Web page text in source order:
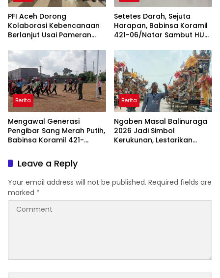
PFI Aceh Dorong
Kolaborasi Kebencanaan
Berlanjut Usai Pameran
Setetes Darah, Sejuta
Harapan, Babinsa Koramil
421-06/Natar Sambut HUT
Inten
Berita
Mengawal Generasi
Pengibar Sang Merah Putih,
Babinsa Koramil 421-
Paskibra di Dua
Kecamatan Jelang HUT RI
Berita
Ngaben Masal Balinuraga
2026 Jadi Simbol
Kerukunan, Lestarikan
Leave a Reply
Your email address will not be published. Required fields are
marked *